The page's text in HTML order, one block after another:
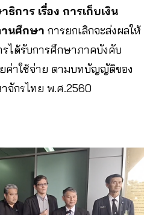
การ เรื่อง การเก็บเงิน
นศึกษา การยกเลิกจะส่งผลให้
ได้รับการศึกษาภาคบังคับ
ค่าใช้จ่าย ตามบทบัญญัติของ
จักรไทย พ.ศ.2560